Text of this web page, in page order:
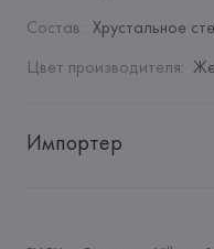
Состав: Хрустальное
Цвет производителя:
Импортер